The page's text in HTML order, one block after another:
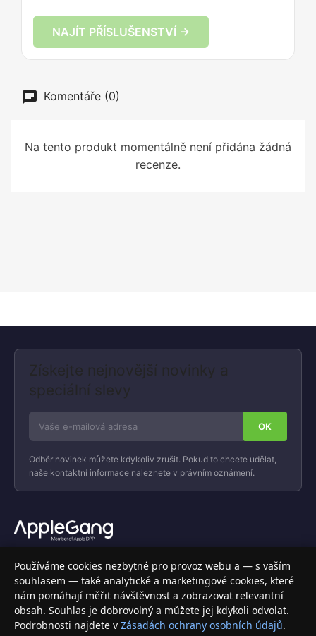
NAJÍT PŘÍSLUŠENSTVÍ →
Komentáře (0)
Na tento produkt momentálně není přidána žádná
recenze.
Získejte nejnovější novinky a
speciální slevy
Odběr novinek můžete kdykoliv zrušit. Pokud to chcete udělat,
naše kontaktní informace naleznete v právním oznámení.
Váš specializovaný obchod s Apple produkty, příslušenstvím a
elektronikou. Nakupujte bezpečně a s jistotou.
INFORMACE
Doprava a doručení
Používáme cookies nezbytné pro provoz webu a — s vaším
souhlasem — také analytické a marketingové cookies, které
nám pomáhají měřit návštěvnost a zobrazovat relevantní
obsah. Souhlas je dobrovolný a můžete jej kdykoli odvolat.
Podrobnosti najdete v Zásadách ochrany osobních údajů.